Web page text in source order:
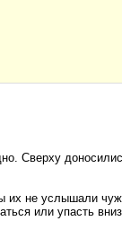
Сверху
не услышали
или упасть